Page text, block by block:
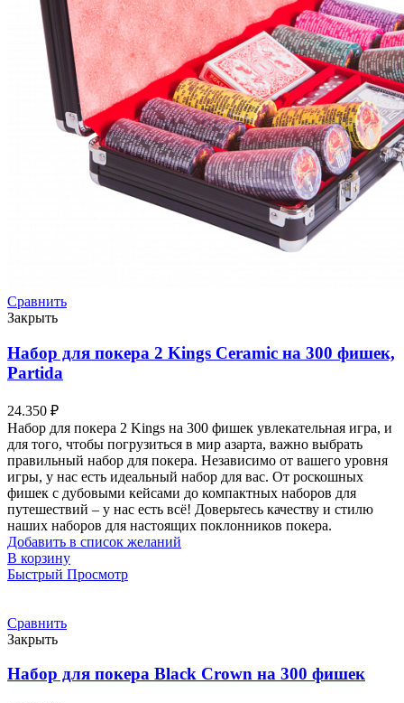
Сравнить
Закрыть
Набор для покера 2 Kings Ceramic на 300 фишек,
Partida
24.350 ₽
Набор для покера 2 Kings на 300 фишек увлекательная игра, и
для того, чтобы погрузиться в мир азарта, важно выбрать
правильный набор для покера. Независимо от вашего уровня
игры, у нас есть идеальный набор для вас. От роскошных
фишек с дубовыми кейсами до компактных наборов для
путешествий – у нас есть всё! Доверьтесь качеству и стилю
наших наборов для настоящих поклонников покера.
Добавить в список желаний
В корзину
Быстрый Просмотр
Сравнить
Закрыть
Набор для покера Black Crown на 300 фишек